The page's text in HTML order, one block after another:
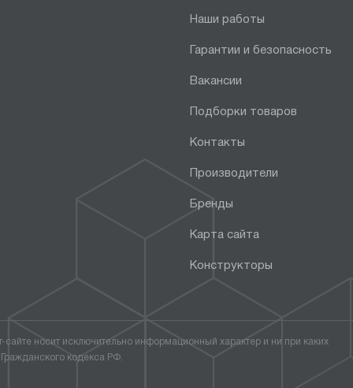
Наши работы
Гарантии и безопасность
Вакансии
Подборки товаров
Контакты
Производители
Бренды
Карта сайта
Конструкторы
носит исключительно информационный характер и ни при каких
кодекса РФ.